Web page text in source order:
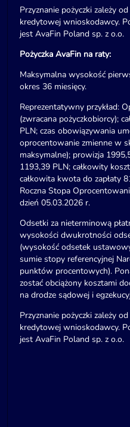
Przyznanie pożyczki zależy
kredytowej wnioskodawcy.
jest AvaFin Poland sp. z o.o.
Pożyczka AvaFin na raty:
Maksymalna wysokość
okres 36 miesięcy.
Reprezentatywny przykład:
(zwracana pożyczkobiorcy);
PLN; czas obowiązywania
oprocentowanie zmienne w
maksymalne); prowizja
1193,39 PLN; całkowity
całkowita kwota do zapłaty
Roczna Stopa
dzień 05.03.2026 r.
Odsetki za nieterminową
wysokości dwukrotności
(wysokość odsetek
sumie stopy referencyjnej
punktów procentowych).
zostać obciążony kosztami
na drodze sądowej i
Przyznanie pożyczki zależy
kredytowej wnioskodawcy.
jest AvaFin Poland sp. z o.o.